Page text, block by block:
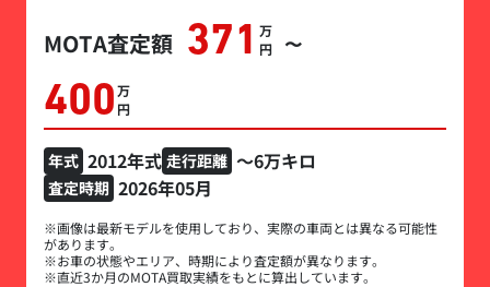
MOTA査定額 371 万円 〜
400万円
年式 2012年式 走行距離 ～6万キロ
査定時期 2026年05月
※画像は最新モデルを使用しており、実際の車両とは異なる可能性
があります。
※お車の状態やエリア、時期により査定額が異なります。
※直近3か月のMOTA買取実績をもとに算出しています。